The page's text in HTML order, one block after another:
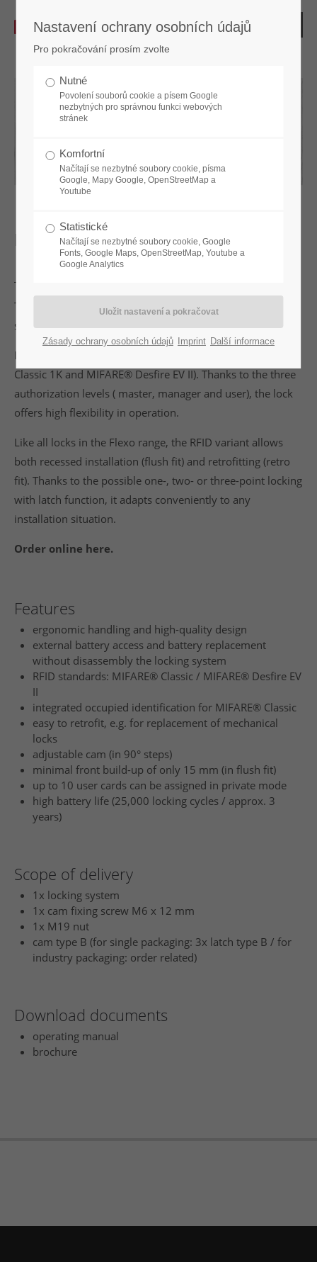
Flexo.RFID
The
(Radio Frequency Identification) sets a new
standard.
It was developed for the leading RFID standards (MIFARE®
Classic 1K and MIFARE® Desfire EV II). Thanks to the three
authorization levels ( master, manager and user), the lock
offers high flexibility in operation.
Like all locks in the Flexo range, the RFID variant allows
both recessed installation (flush fit) and retrofitting (retro
fit). Thanks to the possible one-, two- or three-point locking
with latch function, it adapts conveniently to any
installation situation.
Order online here.
Features
ergonomic handling and high-quality design
external battery access and battery replacement
without disassembly the locking system
RFID standards: MIFARE® Classic / MIFARE® Desfire EV
II
integrated occupied identification for MIFARE® Classic
easy to retrofit, e.g. for replacement of mechanical
locks
adjustable cam (in 90° steps)
minimal front build-up of only 15 mm (in flush fit)
up to 10 user cards can be assigned in private mode
high battery life (25,000 locking cycles / approx. 3
years)
Scope of delivery
1x locking system
1x cam fixing screw M6 x 12 mm
1x M19 nut
cam type B (for single packaging: 3x latch type B / for
industry packaging: order related)
Download documents
operating manual
brochure
Nastavení ochrany osobních údajů
Pro pokračování prosím zvolte
Nutné
Povolení souborů cookie a písem Google
nezbytných pro správnou funkci webových
stránek
Komfortní
Načítají se nezbytné soubory cookie, písma
Google, Mapy Google, OpenStreetMap a
Youtube
Statistické
Načítají se nezbytné soubory cookie, Google
Fonts, Google Maps, OpenStreetMap, Youtube a
Google Analytics
Zásady ochrany osobních údajů Imprint Další informace